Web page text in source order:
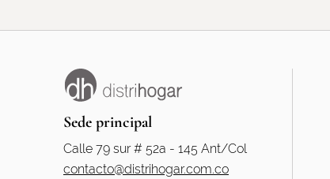
Sede principal
Calle 79 sur # 52a - 145 Ant/Col
contacto@distrihogar.com.co